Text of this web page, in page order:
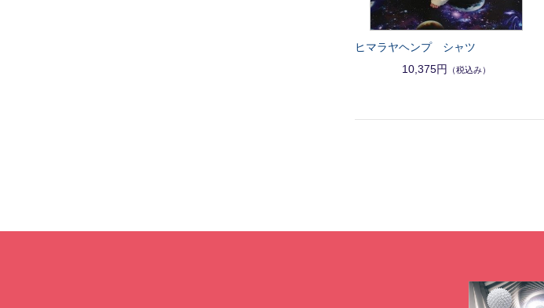
ヒマラヤヘンプ シャツ
10,375円
（税込み）